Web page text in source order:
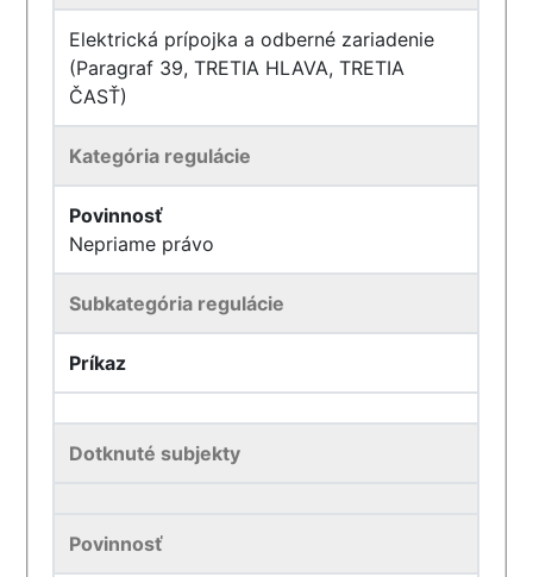
Elektrická prípojka a odberné zariadenie
(Paragraf 39, TRETIA HLAVA, TRETIA
ČASŤ)
Kategória regulácie
Povinnosť
Nepriame právo
Subkategória regulácie
Príkaz
Dotknuté subjekty
Povinnosť